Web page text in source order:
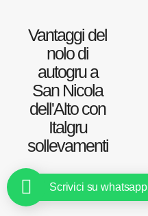
Vantaggi del
nolo di
autogru a
San Nicola
dell'Alto con
Italgru
sollevamenti
Scrivici su whatsapp